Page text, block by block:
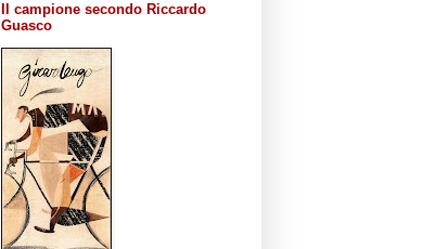
Il campione secondo Riccardo
Guasco